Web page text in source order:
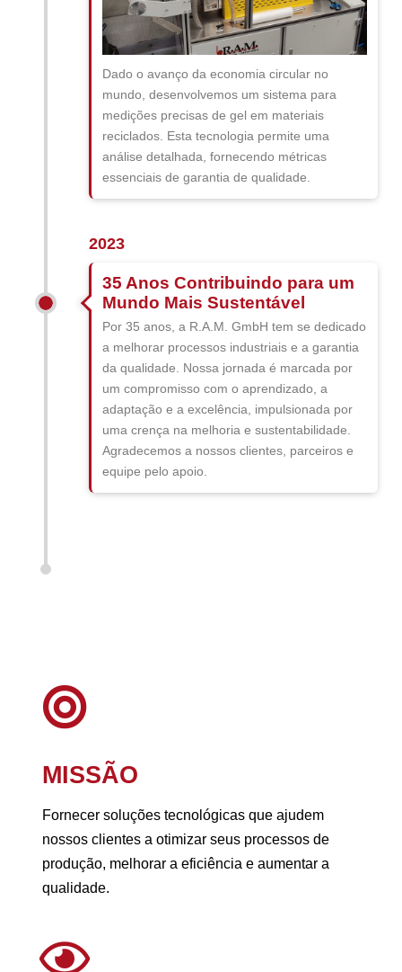
Dado o avanço da economia circular no
mundo, desenvolvemos um sistema para
medições precisas de gel em materiais
reciclados. Esta tecnologia permite uma
análise detalhada, fornecendo métricas
essenciais de garantia de qualidade.
2023
35 Anos Contribuindo para um
Mundo Mais Sustentável
Por 35 anos, a R.A.M. GmbH tem se dedicado
a melhorar processos industriais e a garantia
da qualidade. Nossa jornada é marcada por
um compromisso com o aprendizado, a
adaptação e a excelência, impulsionada por
uma crença na melhoria e sustentabilidade.
Agradecemos a nossos clientes, parceiros e
equipe pelo apoio.
MISSÃO
Fornecer soluções tecnológicas que ajudem
nossos clientes a otimizar seus processos de
produção, melhorar a eficiência e aumentar a
qualidade.